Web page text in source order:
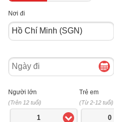
Nơi đi
Ngày
đi
Người lớn
(Trên 12 tuổi)
1
Trẻ em
(Từ 2-12 tuổi)
0